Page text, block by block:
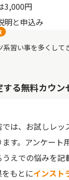
3,000円
明と申込み
系習い事を多くして
る無料カウン
は、お試しレッ
す。アンケート
えでの悩みを記
もとにインスト